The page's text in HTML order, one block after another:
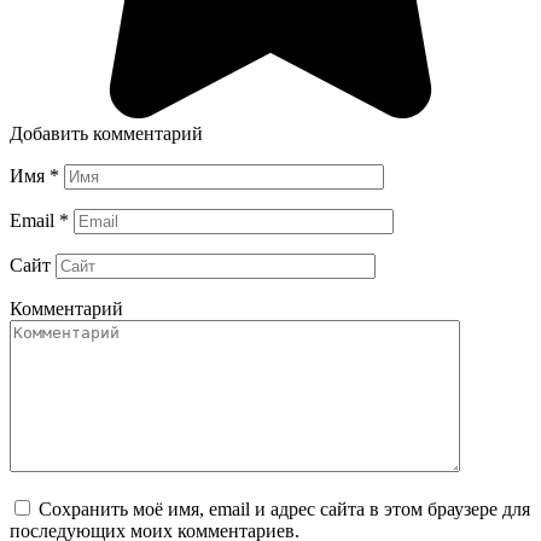
Добавить комментарий
Имя *
Email *
Сайт
Комментарий
Сохранить моё имя, email и адрес сайта в этом браузере для
последующих моих комментариев.